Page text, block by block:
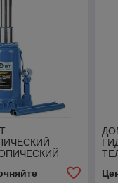
15 Г/П 15 Т (2